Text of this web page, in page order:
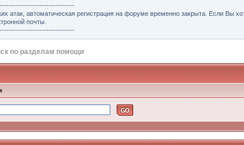
атак, автоматическая регистрация на форуме временно закрыта. Если Вы
почты.
по разделам помощи